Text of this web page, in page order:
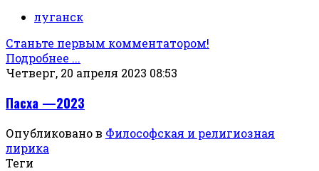
луганск
Станьте первым комментатором!
Подробнее ...
Четверг, 20 апреля 2023 08:53
Пасха —2023
Опубликовано в Философская и религиозная
лирика
Теги